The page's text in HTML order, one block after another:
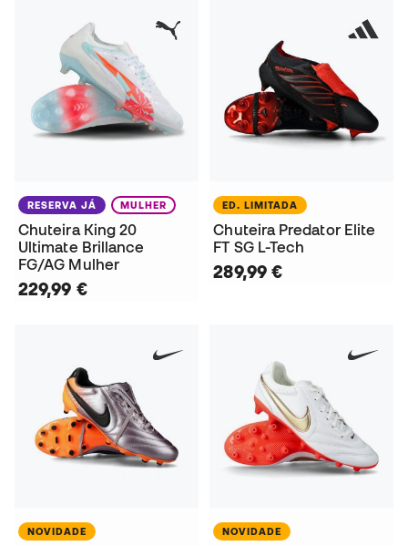
RESERVA JÁ MULHER
Chuteira King 20
Ultimate Brillance
FG/AG Mulher
229,99 €
ED. LIMITADA
Chuteira Predator Elite
FT SG L-Tech
289,99 €
NOVIDADE NOVIDADE